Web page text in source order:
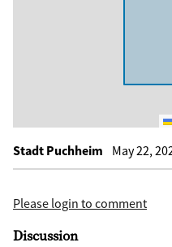
Stadt Puchheim May 22,
Please login to comment
Discussion